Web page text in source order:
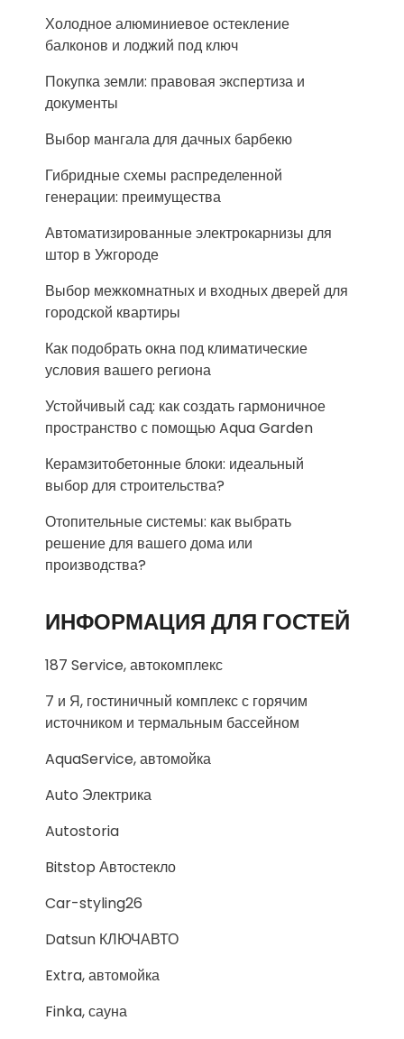
Холодное алюминиевое остекление
балконов и лоджий под ключ
Покупка земли: правовая экспертиза и
документы
Выбор мангала для дачных барбекю
Гибридные схемы распределенной
генерации: преимущества
Автоматизированные электрокарнизы для
штор в Ужгороде
Выбор межкомнатных и входных дверей для
городской квартиры
Как подобрать окна под климатические
условия вашего региона
Устойчивый сад: как создать гармоничное
пространство с помощью Aqua Garden
Керамзитобетонные блоки: идеальный
выбор для строительства?
Отопительные системы: как выбрать
решение для вашего дома или
производства?
ИНФОРМАЦИЯ ДЛЯ ГОСТЕЙ
187 Service, автокомплекс
7 и Я, гостиничный комплекс с горячим
источником и термальным бассейном
AquaService, автомойка
Auto Электрика
Autostoria
Bitstop Автостекло
Car-styling26
Datsun КЛЮЧАВТО
Extra, автомойка
Finka, сауна